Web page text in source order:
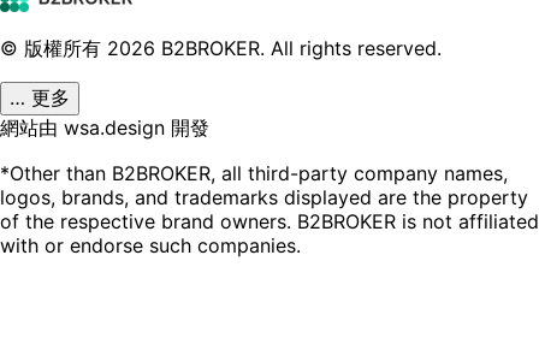
© 版權所有 2026 B2BROKER. All rights reserved.
… 更多
網站由 wsa.design 開發
*Other than B2BROKER, all third-party company names,
logos, brands, and trademarks displayed are the property
of the respective brand owners. B2BROKER is not affiliated
with or endorse such companies.